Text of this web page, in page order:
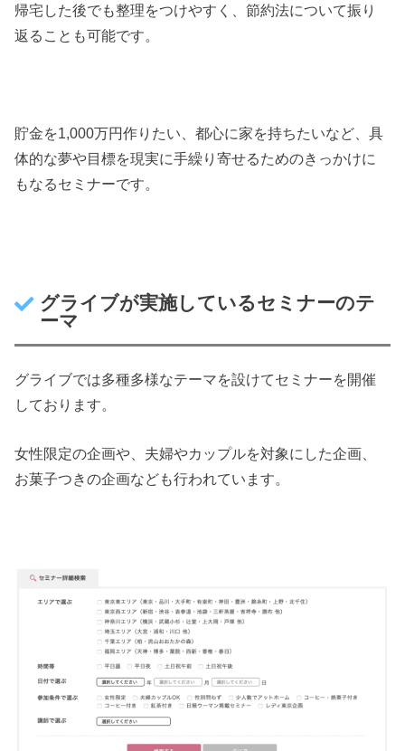
帰宅した後でも整理をつけやすく、節約法について振り
返ることも可能です。
貯金を1,000万円作りたい、都心に家を持ちたいなど、具
体的な夢や目標を現実に手繰り寄せるためのきっかけに
もなるセミナーです。
グライブが実施しているセミナーのテ
ーマ
グライブでは多種多様なテーマを設けてセミナーを開催
しております。
女性限定の企画や、夫婦やカップルを対象にした企画、
お菓子つきの企画なども行われています。